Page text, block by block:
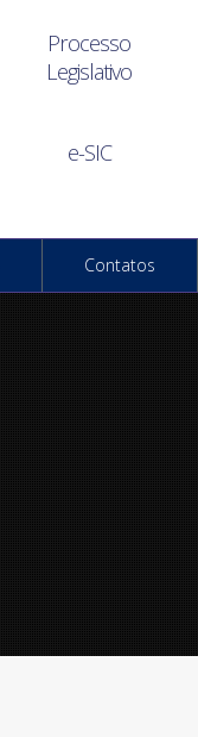
Processo
Legislativo
e-SIC
Contatos